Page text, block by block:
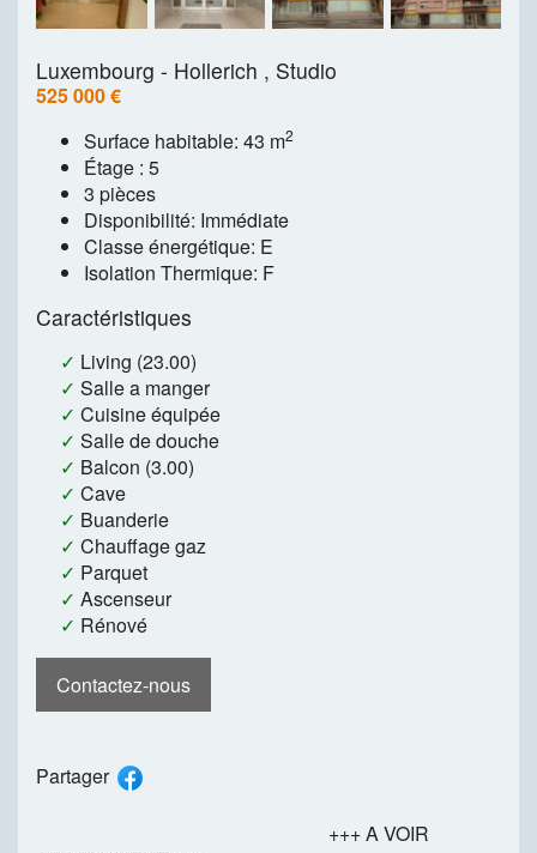
Luxembourg - Hollerich , Studio
525 000 €
Surface habitable: 43 m2
Étage : 5
3 pièces
Disponibilité: Immédiate
Classe énergétique: E
Isolation Thermique: F
Caractéristiques
✓ Living (23.00)
✓ Salle a manger
✓ Cuisine équipée
✓ Salle de douche
✓ Balcon (3.00)
✓ Cave
✓ Buanderie
✓ Chauffage gaz
✓ Parquet
✓ Ascenseur
✓ Rénové
Contactez-nous
Partager
+++ A VOIR